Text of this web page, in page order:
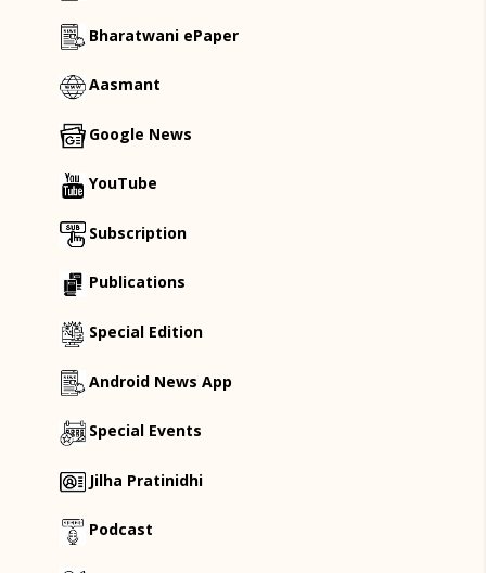
Bharatwani ePaper
Aasmant
Google News
YouTube
Subscription
Publications
Special Edition
Android News App
Special Events
Jilha Pratinidhi
Podcast